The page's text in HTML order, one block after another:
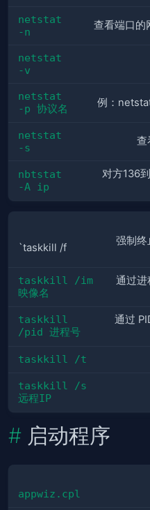
netstat
-n
查看端口的
netstat
-v
netstat
-p 协议名
例：
netstat
-s
查
nbtstat
-A ip
对方136
`taskkill /f
强制终
taskkill /im
映像名
通过
taskkill
/pid 进程号
通过
taskkill /t
taskkill /s
远程IP
启动程序
appwiz.cpl